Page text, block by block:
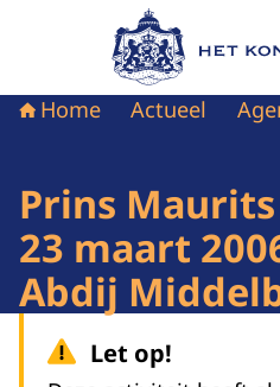
Naar de
Home Actueel
Prins
23 maart
Abdij
Let op!